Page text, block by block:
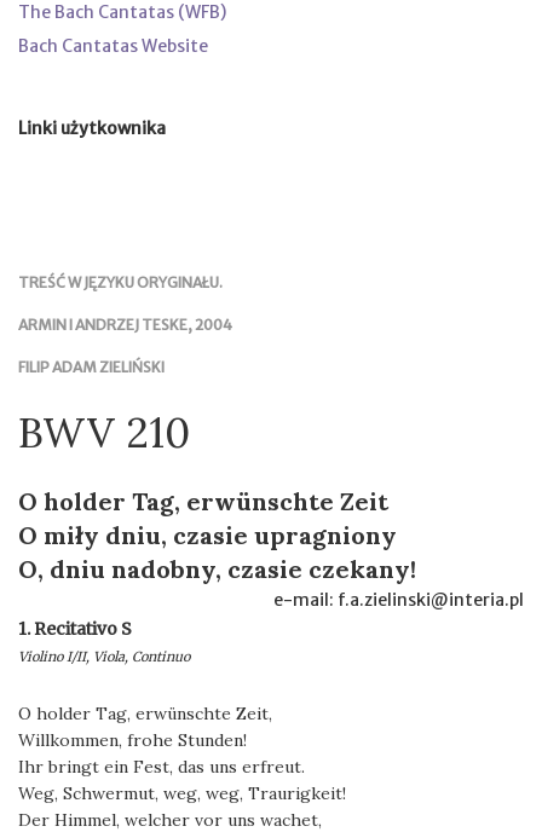
The Bach Cantatas (WFB)
Bach Cantatas Website
Linki użytkownika
TREŚĆ W JĘZYKU ORYGINAŁU.
ARMIN I ANDRZEJ TESKE, 2004
FILIP ADAM ZIELIŃSKI
BWV 210
O holder Tag, erwünschte Zeit
O miły dniu, czasie upragniony
O, dniu nadobny, czasie czekany!
e-mail: f.a.zielinski@interia.pl
1. Recitativo S
Violino I/II, Viola, Continuo
O holder Tag, erwünschte Zeit,
Willkommen, frohe Stunden!
Ihr bringt ein Fest, das uns erfreut.
Weg, Schwermut, weg, weg, Traurigkeit!
Der Himmel, welcher vor uns wachet,